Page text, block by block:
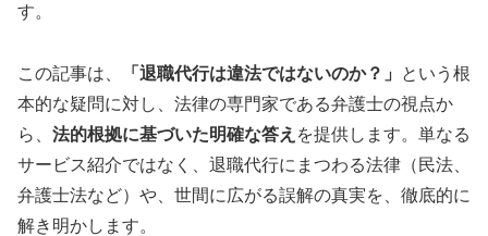
す。
この記事は、 「退職代行は違法ではないのか？」
という根
本的な疑問に対し、法律の専門家である弁護士の視点か
ら、 法的根拠に基づいた明確な答え を提供します。単なる
サービス紹介ではなく、退職代行にまつわる法律（民法、
弁護士法など）や、世間に広がる誤解の真実を、徹底的に
解き明かします。